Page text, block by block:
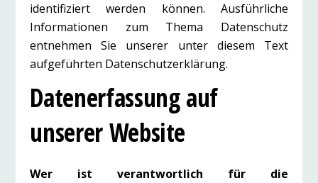
identifiziert werden können. Ausführliche
Informationen zum Thema Datenschutz
entnehmen Sie unserer unter diesem Text
aufgeführten Datenschutzerklärung.
Datenerfassung auf
unserer Website
Wer ist verantwortlich für die